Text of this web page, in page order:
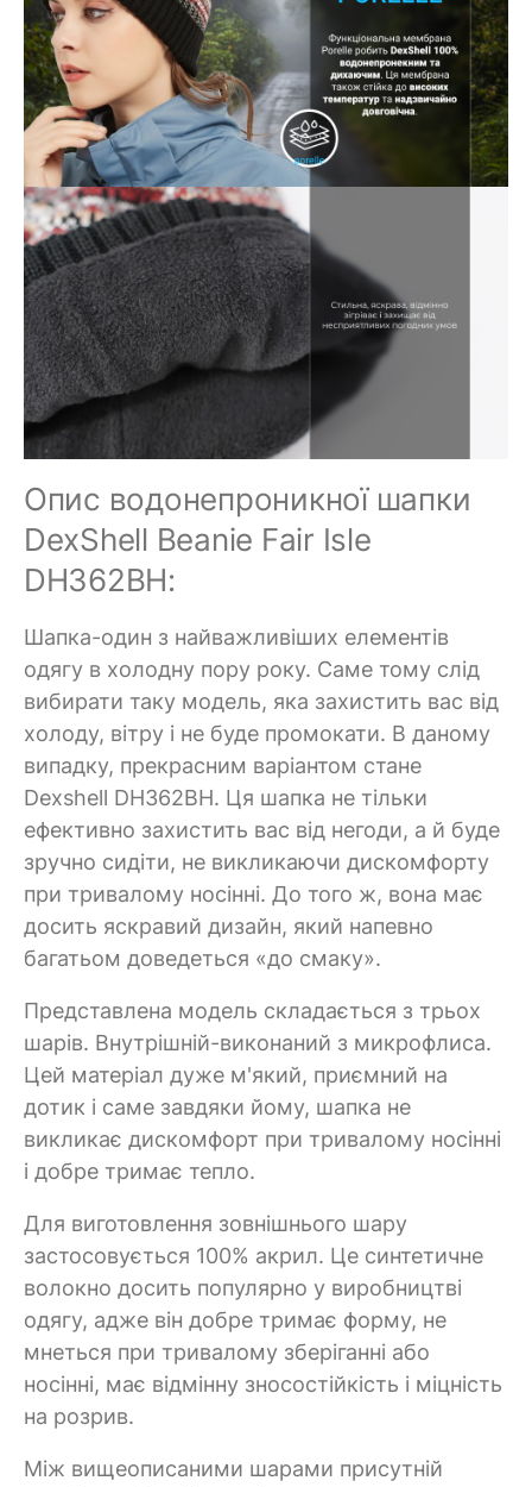
Опис водонепроникної шапки
DexShell Beanie Fair Isle
DH362BH:
Шапка-один з найважливіших елементів
одягу в холодну пору року. Саме тому слід
вибирати таку модель, яка захистить вас від
холоду, вітру і не буде промокати. В даному
випадку, прекрасним варіантом стане
Dexshell DH362BH. Ця шапка не тільки
ефективно захистить вас від негоди, а й буде
зручно сидіти, не викликаючи дискомфорту
при тривалому носінні. До того ж, вона має
досить яскравий дизайн, який напевно
багатьом доведеться «до смаку».
Представлена модель складається з трьох
шарів. Внутрішній-виконаний з микрофлиса.
Цей матеріал дуже м'який, приємний на
дотик і саме завдяки йому, шапка не
викликає дискомфорт при тривалому носінні
і добре тримає тепло.
Для виготовлення зовнішнього шару
застосовується 100% акрил. Це синтетичне
волокно досить популярно у виробництві
одягу, адже він добре тримає форму, не
мнеться при тривалому зберіганні або
носінні, має відмінну зносостійкість і міцність
на розрив.
Між вищеописаними шарами присутній